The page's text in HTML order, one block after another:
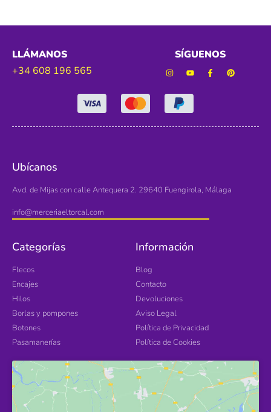
LLÁMANOS
+34 608 196 565
SÍGUENOS
Ubícanos
Avd. de Mijas con calle Antequera 2. 29640 Fuengirola, Málaga
info@merceriaeltorcal.com
Categorías
Flecos
Encajes
Hilos
Borlas y pompones
Botones
Pasamanerías
Información
Blog
Contacto
Devoluciones
Aviso Legal
Política de Privacidad
Política de Cookies